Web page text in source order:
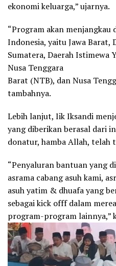
ekonomi keluarga,” ujarnya.
“Program akan menjangkau
Indonesia, yaitu Jawa Barat,
Sumatera, Daerah Istimewa
Nusa Tenggara
Barat (NTB), dan Nusa
tambahnya.
Lebih lanjut, Iik Iksandi
yang diberikan berasal dari
donatur, hamba Allah, telah
“Penyaluran bantuan yang
asrama cabang asuh kami,
asuh yatim & dhuafa yang
sebagai kick offf dalam
program-program lainnya,”